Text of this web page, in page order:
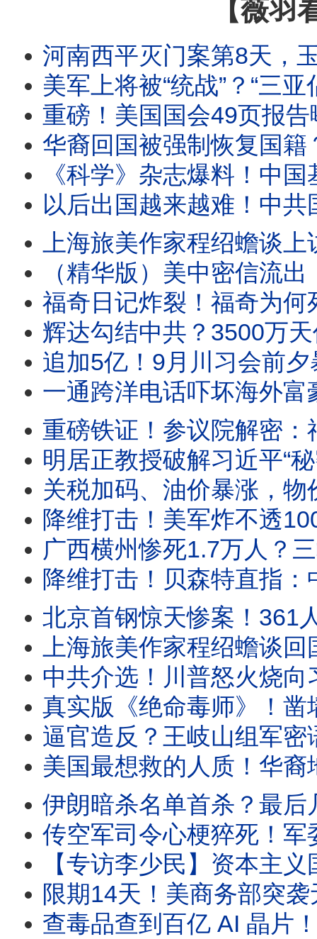
【薇羽
河南西平灭门案第8天，玉米地演绎“官民大战”；伊维菌素
美军上将被“统战”？“三亚倡议”十五年暗线：华为顾
重磅！美国国会49页报告曝光！中共如何监听到川普
华裔回国被强制恢复国籍？年轻人小红书发问
《科学》杂志爆料！中国基因编辑致死六岁女童黑幕
以后出国越来越难！中共国务院出台新规，全
上海旅美作家程绍蟾谈上访见闻：上海人上访有多难
（精华版）美中密信流出！达萨克手把手教石正丽公关；解密
福奇日记炸裂！福奇为何死守沉默？1100页私人日记与特
辉达勾结中共？3500万天价晶片案大曝光！卷10亿
追加5亿！9月川习会前夕暴风雨！数亿美金砸
一通跨洋电话吓坏海外富豪！中共追缴离岸信托，全球天眼
重磅铁证！参议院解密：福奇秘密潜入CIA，DEFUSE蓝图背后
明居正教授破解习近平“秘密议程”！百年变局
关税加码、油价暴涨，物价会持续上涨吗？中共逼没钱人消费有多荒
降维打击！美军炸不透100米花岗岩？川普点名伊朗“镐山”！
广西横州惨死1.7万人？三峡溃坝模拟：6小时抹平宜昌，
降维打击！贝森特直指：中共AI是头号国安威胁！当场
北京首钢惊天惨案！361人被逼跳入1500度钢水人间蒸
上海旅美作家程绍蟾谈回国见闻：上海经济太萧条！
中共介选！川普怒火烧向习近平？连发4张“噘嘴 照”！川普震撼讲话
真实版《绝命毒师》！凿墙越狱！中国顶级学霸“王哥”
逼官造反？王岐山组军密语惊人！千万官员沦“财政肥
美国最想救的人质！华裔地震专家陷中共黑牢，100次提审，中
伊朗暗杀名单首杀？最后几小时和川普的一通电话！超级鹰派格雷
传空军司令心梗猝死！军委会议惊现一幕，习近平成孤家寡人；川普惊
【专访李少民】资本主义国家的“社会主义飞地”，会复刻北欧的高福利社会？
限期14天！美商务部突袭无烟煤背后：一块黑色的
查毒品查到百亿 AI 晶片！神秘共军女金主、电竞冠军